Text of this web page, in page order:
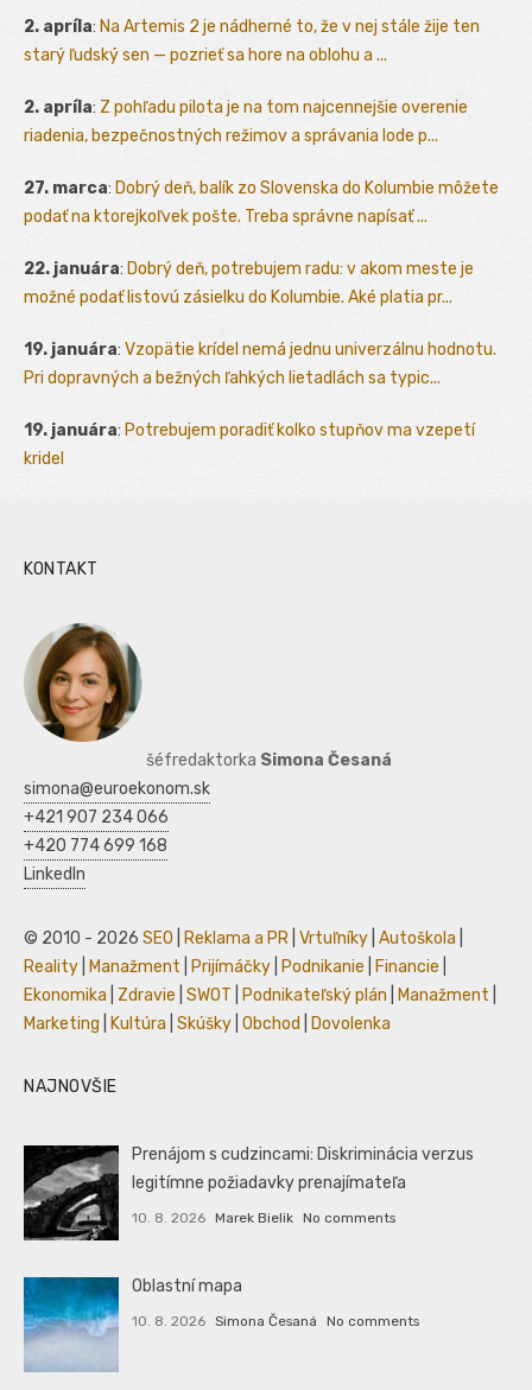
2. apríla: Na Artemis 2 je nádherné to, že v nej stále žije ten
starý ľudský sen — pozrieť sa hore na oblohu a ...
2. apríla: Z pohľadu pilota je na tom najcennejšie overenie
riadenia, bezpečnostných režimov a správania lode p...
27. marca: Dobrý deň, balík zo Slovenska do Kolumbie môžete
podať na ktorejkoľvek pošte. Treba správne napísať ...
22. januára: Dobrý deň, potrebujem radu: v akom meste je
možné podať listovú zásielku do Kolumbie. Aké platia pr...
19. januára: Vzopätie krídel nemá jednu univerzálnu hodnotu.
Pri dopravných a bežných ľahkých lietadlách sa typic...
19. januára: Potrebujem poradiť kolko stupňov ma vzepetí
kridel
KONTAKT
šéfredaktorka Simona Česaná
simona@euroekonom.sk
+421 907 234 066
+420 774 699 168
LinkedIn
© 2010 - 2026 SEO Reklama a PR Vrtuľníky Autoškola
Reality
Manažment Prijímáčky Podnikanie Financie
Ekonomika
Zdravie SWOT Podnikateľský plán Manažment
Marketing
Kultúra Skúšky Obchod Dovolenka
NAJNOVŠIE
Prenájom s cudzincami: Diskriminácia verzus
legitímne požiadavky prenajímateľa
10. 8. 2026 Marek Bielik No comments
Oblastní mapa
10. 8. 2026 Simona Česaná No comments